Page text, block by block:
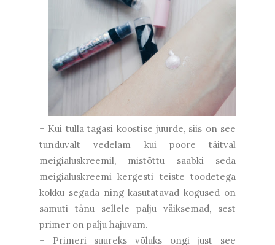
+ Kui tulla tagasi koostise juurde, siis on see
tunduvalt vedelam kui poore täitval
meigialuskreemil, mistõttu saabki seda
meigialuskreemi kergesti teiste toodetega
kokku segada ning kasutatavad kogused on
samuti tänu sellele palju väiksemad, sest
primer on palju hajuvam.
+ Primeri suureks võluks ongi just see